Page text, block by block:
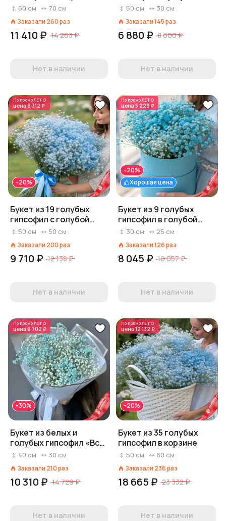
лентой
50 см 70 см
Заказали 260раз
11 410 ₽ 14 263 ₽
Нет в наличии
50 см 30 см
Заказали145раз
6 880 ₽ 8 600 ₽
Нет в наличии
По промоЛЕТО
цена6 312 ₽
-20%
Букет из 19 голубых
гипсофил с голубой
лентой
50 см 50 см
Заказали 200раз
9 710 ₽ 12 138 ₽
Нет в наличии
По промоЛЕТО
цена 5 229 ₽
Хорошая цена
-20%
Букет из 9 голубых
гипсофил в голубой
коробке
30 см 25 см
Заказали126раз
8 045 ₽ 10 057 ₽
Нет в наличии
По промоЛЕТО
цена 6 702 ₽
-30%
Букет из белых и
голубых гипсофил «Все
только начинается»
40 см 30 см
Заказали 210раз
10 310 ₽ 14 729 ₽
Нет в наличии
По промоЛЕТО
цена 12 132 ₽
-20%
Букет из 35 голубых
гипсофил в корзине
50 см 60 см
Заказали 236раз
18 665 ₽ 23 332 ₽
Нет в наличии